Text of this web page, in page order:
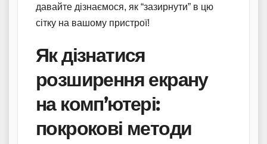
давайте дізнаємося, як “зазирнути” в цю
сітку на вашому пристрої!
Як дізнатися
розширення екрану
на комп’ютері:
покрокові методи